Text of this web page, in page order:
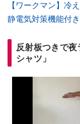
【ワークマン】冷
静電気対策機能付き
反射板つきで
シャツ」